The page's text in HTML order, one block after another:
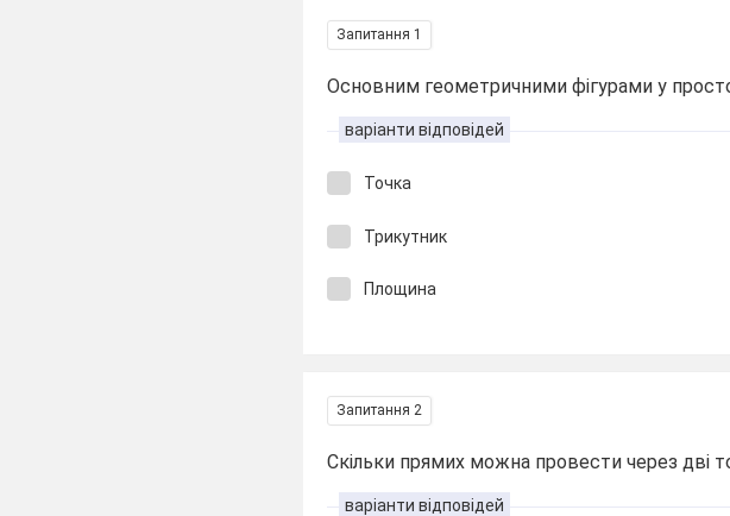
Запитання 1
Основним геометричними фігурами у
варіанти відповідей
Точка
Трикутник
Площина
Запитання 2
Скільки прямих можна провести через дві
варіанти відповідей